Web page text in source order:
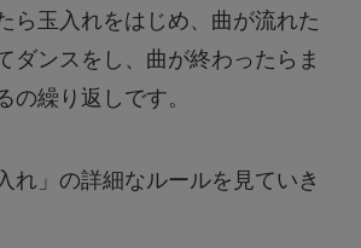
ら玉入れをはじめ、曲が流れた
ダンスをし、曲が終わったらま
の繰り返しです。
れ」の詳細なルールを見ていき